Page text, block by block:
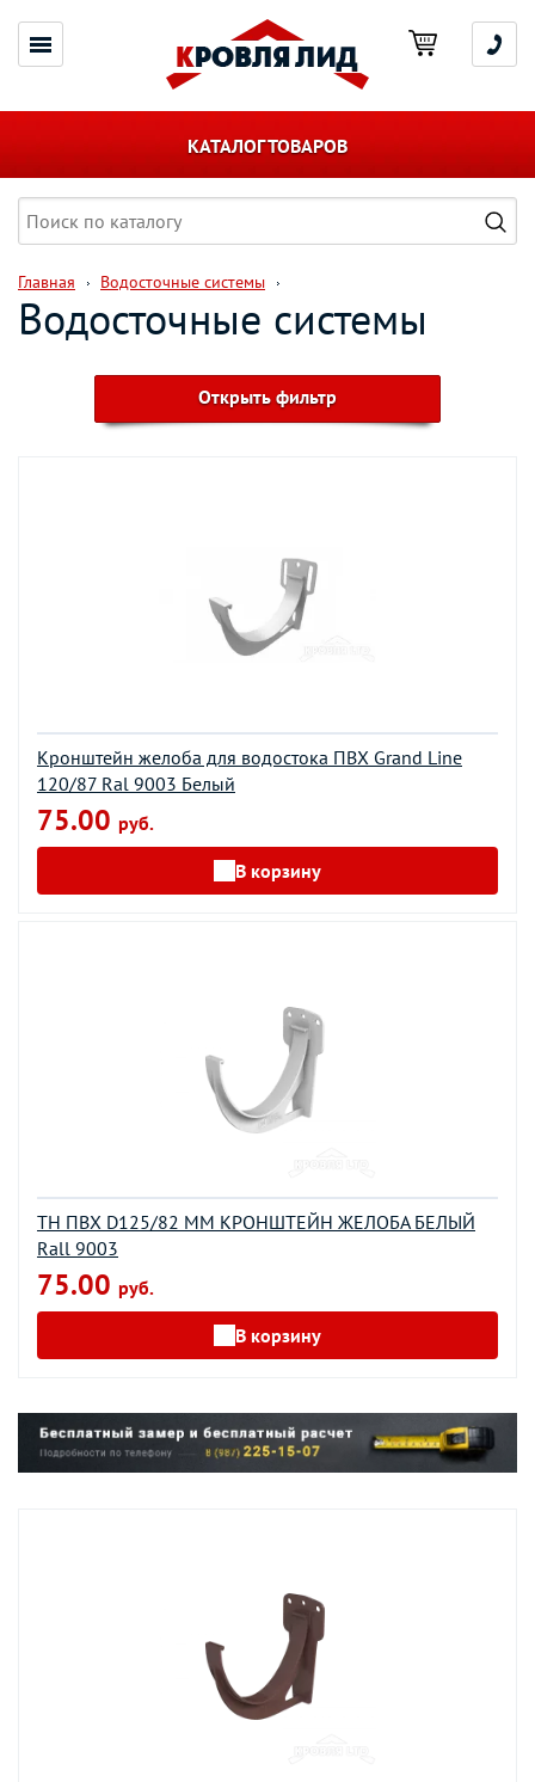
КАТАЛОГ ТОВАРОВ
Главная Водосточные системы
Водосточные системы
Открыть фильтр
Кронштейн желоба для водостока ПВХ Grand Line
120/87 Ral 9003 Белый
75.00 руб.
В корзину
ТН ПВХ D125/82 ММ КРОНШТЕЙН ЖЕЛОБА БЕЛЫЙ
Rall 9003
75.00 руб.
В корзину